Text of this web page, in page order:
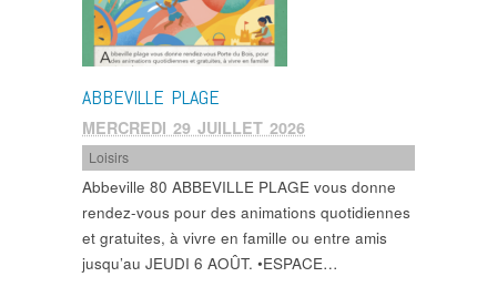
ABBEVILLE PLAGE
MERCREDI 29 JUILLET 2026
Loisirs
Abbeville 80 ABBEVILLE PLAGE vous donne
rendez-vous pour des animations quotidiennes
et gratuites, à vivre en famille ou entre amis
jusqu’au JEUDI 6 AOÛT. •ESPACE…